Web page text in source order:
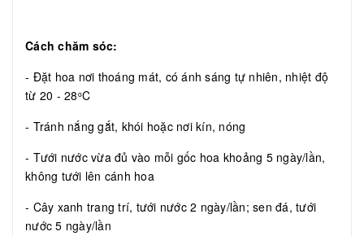
Cách chăm sóc:
- Đặt hoa nơi thoáng mát, có ánh sáng tự nhiên, nhiệt độ
từ 20 - 28oC
- Tránh nắng gắt, khói hoặc nơi kín, nóng
- Tưới nước vừa đủ vào mỗi gốc hoa khoảng 5 ngày/lần,
không tưới lên cánh hoa
- Cây xanh trang trí, tưới nước 2 ngày/lần; sen đá, tưới
nước 5 ngày/lần